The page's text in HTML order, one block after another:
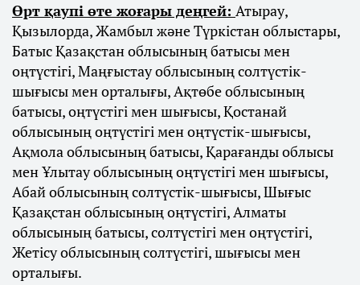
Өрт қаупі өте жоғары деңгей: Атырау,
Қызылорда, Жамбыл және Түркістан облыстары,
Батыс Қазақстан облысының батысы мен
оңтүстігі, Маңғыстау облысының солтүстік-
шығысы мен орталығы, Ақтөбе облысының
батысы, оңтүстігі мен шығысы, Қостанай
облысының оңтүстігі мен оңтүстік-шығысы,
Ақмола облысының батысы, Қарағанды облысы
мен Ұлытау облысының оңтүстігі мен шығысы,
Абай облысының солтүстік-шығысы, Шығыс
Қазақстан облысының оңтүстігі, Алматы
облысының батысы, солтүстігі мен оңтүстігі,
Жетісу облысының солтүстігі, шығысы мен
орталығы.